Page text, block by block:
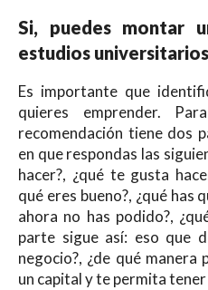
Si, puedes montar
estudios
Es importante que
quieres emprender.
recomendación tiene dos
en que respondas las
hacer?, ¿qué te gusta
qué eres bueno?, ¿qué has
ahora no has podido?,
parte sigue así: eso que
negocio?, ¿de qué manera
un capital y te permita